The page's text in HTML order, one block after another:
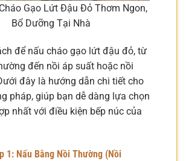
Gạo Lứt Đậu Đỏ Thơm Ngon,
Bổ Dưỡng Tại Nhà
để nấu cháo gạo lứt đậu đỏ, từ
đến nồi áp suất hoặc nồi
đây là hướng dẫn chi tiết cho
pháp, giúp bạn dễ dàng lựa chọn
nhất với điều kiện bếp núc của
1: Nấu Bằng Nồi Thường (Nồi